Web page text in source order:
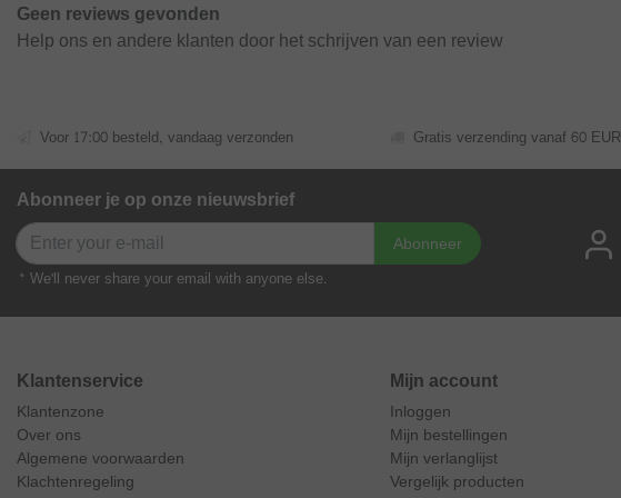
Geen reviews gevonden
Help ons en andere klanten door het schrijven van een review
Voor 17:00 besteld, vandaag verzonden Gratis verzending vanaf 60 EUR
Abonneer je op onze nieuwsbrief
Abonneer
* We'll never share your email with anyone else.
Klantenservice
Klantenzone
Over ons
Algemene voorwaarden
Klachtenregeling
Mijn account
Inloggen
Mijn bestellingen
Mijn verlanglijst
Vergelijk producten